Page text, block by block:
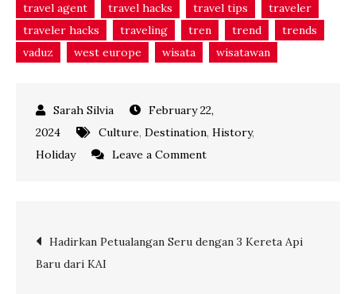
travel agent
travel hacks travel tips
traveler
traveler hacks
traveling tren trend
trends
vaduz
west europe wisata wisatawan
February 22,
2024
Culture, Destination, History,
Holiday
Leave a Commenton
yang
Post
Hadirkan Petualangan Seru dengan 3 Kereta Api
Baru dari KAI